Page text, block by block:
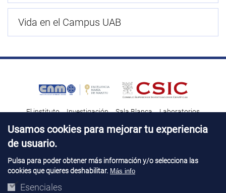
Vida en el Campus UAB
El instituto Investigación Sala Blanca
Laboratorios
Transferencia tecnológica
Noticias & Divulgación Destacados
Contacto Talento
Aviso Legal Perfil del contatante © Copyright 2026. IMB-CNM
Usamos cookies para mejorar tu experiencia
de usuario.
Pulsa para poder obtener más información y/o selecciona las
cookies que quieres deshabilitar. Más info
Esenciales